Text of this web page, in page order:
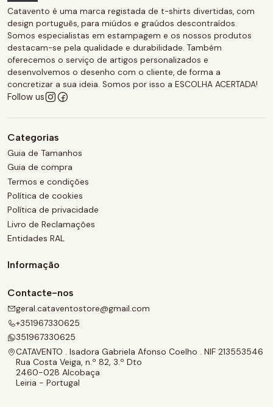
Catavento é uma marca registada de t-shirts divertidas, com
design português, para miúdos e graúdos descontraídos.
Somos especialistas em estampagem e os nossos produtos
destacam-se pela qualidade e durabilidade. Também
oferecemos o serviço de artigos personalizados e
desenvolvemos o desenho com o cliente, de forma a
concretizar a sua ideia. Somos por isso a ESCOLHA ACERTADA!
Follow us
Categorias
Guia de Tamanhos
Guia de compra
Termos e condições
Política de cookies
Política de privacidade
Livro de Reclamações
Entidades RAL
Informação
Contacte-nos
geral.cataventostore@gmail.com
+351967330625
351967330625
CATAVENTO . Isadora Gabriela Afonso Coelho . NIF 213553546
Rua Costa Veiga, n.º 82, 3.º Dto
2460-028 Alcobaça
Leiria - Portugal